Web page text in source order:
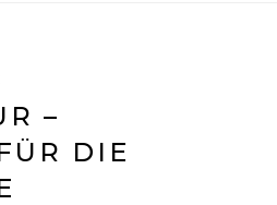
–
DIE